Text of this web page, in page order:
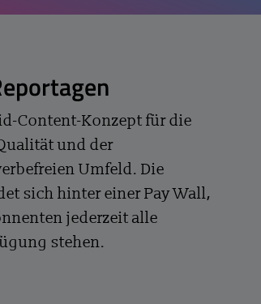
Content-Konzept für die
und der
Umfeld. Die
sich hinter einer Pay Wall,
jederzeit alle
stehen.